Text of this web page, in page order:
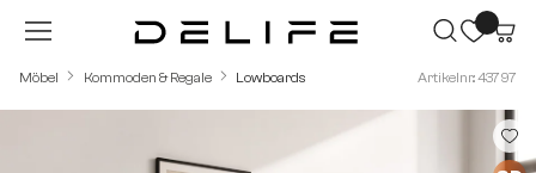
Zum Hauptinhalt springen
Möbel Kommoden & Regale Lowboards Artikelnr.: 43797